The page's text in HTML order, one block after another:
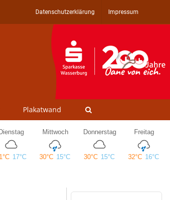
Datenschutzerklärung Impressum
Plakatwand